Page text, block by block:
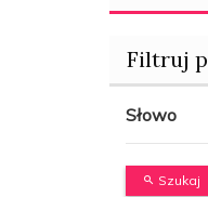
Filtruj
Słowo
Szukaj